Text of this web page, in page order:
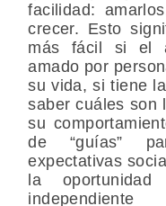
facilidad:
crecer. Esto
más fácil si el
amado por
su vida, si tiene
saber cuáles son
su
de “guías”
expectativas
la